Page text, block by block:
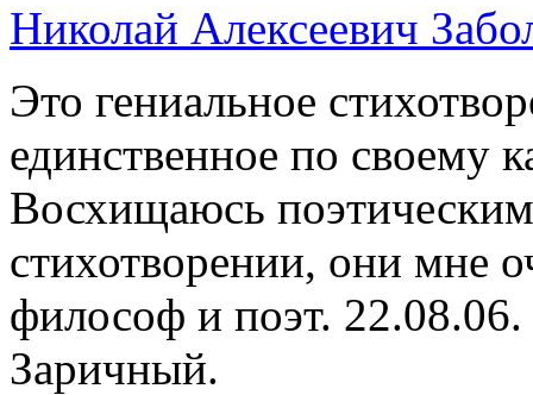
Николай Алексеевич
Это гениальное
единственное по своему
Восхищаюсь
стихотворении, они мне
философ и поэт.
Заричный.